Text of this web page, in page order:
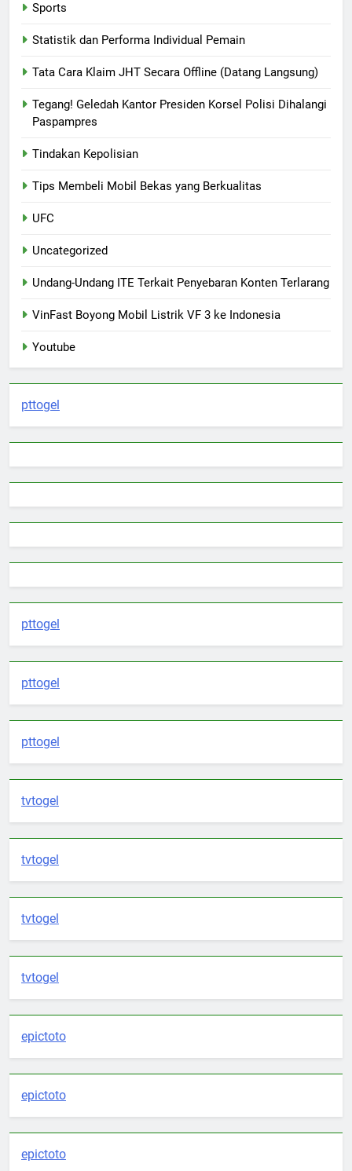
Sports
Statistik dan Performa Individual Pemain
Tata Cara Klaim JHT Secara Offline (Datang Langsung)
Tegang! Geledah Kantor Presiden Korsel Polisi Dihalangi
Paspampres
Tindakan Kepolisian
Tips Membeli Mobil Bekas yang Berkualitas
UFC
Uncategorized
Undang-Undang ITE Terkait Penyebaran Konten Terlarang
VinFast Boyong Mobil Listrik VF 3 ke Indonesia
Youtube
pttogel
pttogel
pttogel
pttogel
tvtogel
tvtogel
tvtogel
tvtogel
epictoto
epictoto
epictoto